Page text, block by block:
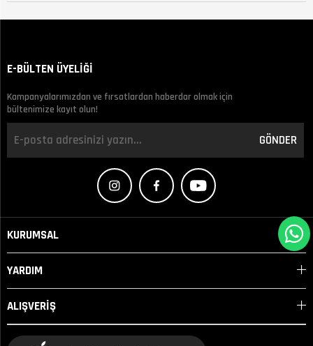
E-BÜLTEN ÜYELİĞİ
Kampanyalarımızdan ve fırsatlardan haberdar olmak için
bültenimize kayıt olun!
GÖNDER
KURUMSAL
YARDIM
ALIŞVERİŞ